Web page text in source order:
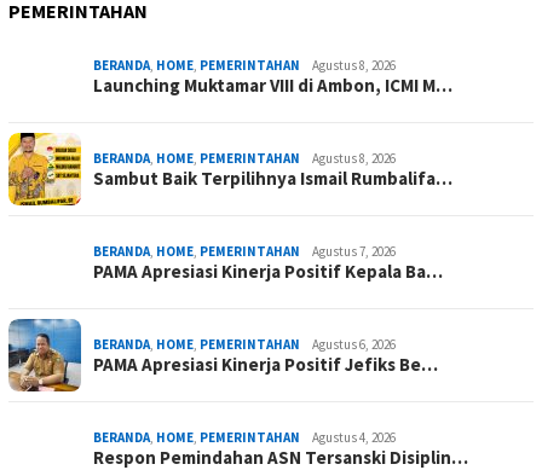
PEMERINTAHAN
BERANDA HOME PEMERINTAHAN Agustus 8, 2026
Launching Muktamar VIII di Ambon, ICMI M…
BERANDA HOME PEMERINTAHAN Agustus 8, 2026
Sambut Baik Terpilihnya Ismail Rumbalifa…
BERANDA HOME PEMERINTAHAN Agustus 7, 2026
PAMA Apresiasi Kinerja Positif Kepala Ba…
BERANDA HOME PEMERINTAHAN Agustus 6, 2026
PAMA Apresiasi Kinerja Positif Jefiks Be…
BERANDA HOME PEMERINTAHAN Agustus 4, 2026
Respon Pemindahan ASN Tersanski Disiplin…